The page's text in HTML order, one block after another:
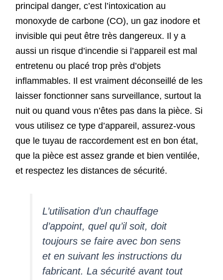
principal danger, c’est l’intoxication au
monoxyde de carbone (CO), un gaz inodore et
invisible qui peut être très dangereux. Il y a
aussi un risque d’incendie si l’appareil est mal
entretenu ou placé trop près d’objets
inflammables. Il est vraiment déconseillé de les
laisser fonctionner sans surveillance, surtout la
nuit ou quand vous n’êtes pas dans la pièce. Si
vous utilisez ce type d’appareil, assurez-vous
que le tuyau de raccordement est en bon état,
que la pièce est assez grande et bien ventilée,
et respectez les distances de sécurité.
L’utilisation d’un chauffage
d’appoint, quel qu’il soit, doit
toujours se faire avec bon sens
et en suivant les instructions du
fabricant. La sécurité avant tout